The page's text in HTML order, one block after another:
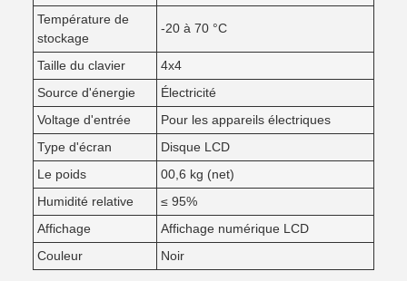
Température de
stockage
-20 à 70 °C
Taille du clavier
4x4
Source d'énergie
Électricité
Voltage d'entrée
Pour les appareils électriques
Type d'écran
Disque LCD
Le poids
00,6 kg (net)
Humidité relative
≤ 95%
Affichage
Affichage numérique LCD
Couleur
Noir